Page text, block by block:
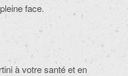
face.
à votre santé et en